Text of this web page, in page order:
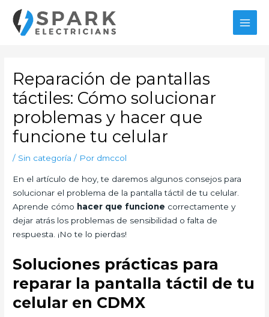
contenido
Reparación de pantallas
táctiles: Cómo solucionar
problemas y hacer que
funcione tu celular
/ Sin categoría / Por dmccol
En el artículo de hoy, te daremos algunos consejos para
solucionar el problema de la pantalla táctil de tu celular.
Aprende cómo hacer que funcione correctamente y
dejar atrás los problemas de sensibilidad o falta de
respuesta. ¡No te lo pierdas!
Soluciones prácticas para
reparar la pantalla táctil de tu
celular en CDMX